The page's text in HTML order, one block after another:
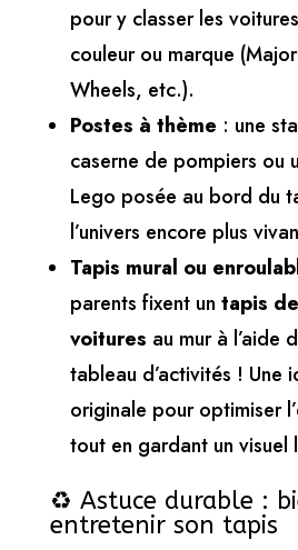
pour y classer les
couleur ou marque
Wheels, etc.).
Postes à thème : une
caserne de pompiers ou
Lego posée au bord du
l’univers encore plus
Tapis mural ou
parents fixent un tapis
voitures au mur à l’aide
tableau d’activités ! Une
originale pour optimiser
tout en gardant un visuel
♻️ Astuce durable :
entretenir son tapis